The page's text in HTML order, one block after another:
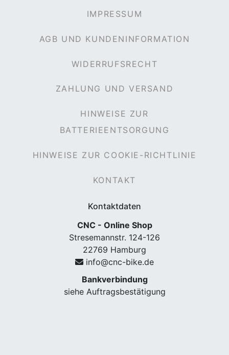
IMPRESSUM
AGB UND KUNDENINFORMATION
WIDERRUFSRECHT
ZAHLUNG UND VERSAND
HINWEISE ZUR
BATTERIEENTSORGUNG
HINWEISE ZUR COOKIE-RICHTLINIE
KONTAKT
Kontaktdaten
CNC - Online Shop
Stresemannstr. 124-126
22769 Hamburg
info@cnc-bike.de
Bankverbindung
siehe Auftragsbestätigung